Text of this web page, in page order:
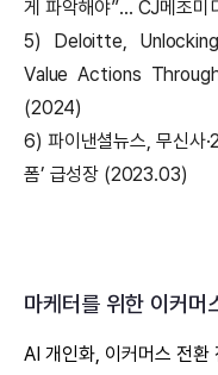
게 파악해야”… CJ메조
5) Deloitte,
Value Actions
(2024)
6) 파이낸셜뉴스, 무신사
폼’ 급성장 (2023.03)
마케터를 위한 이커머
AI 개인화, 이커머스 전환